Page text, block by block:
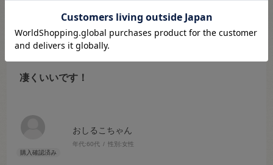
おしるこちゃん
年代:60代 性別:女性
凄くいいです！